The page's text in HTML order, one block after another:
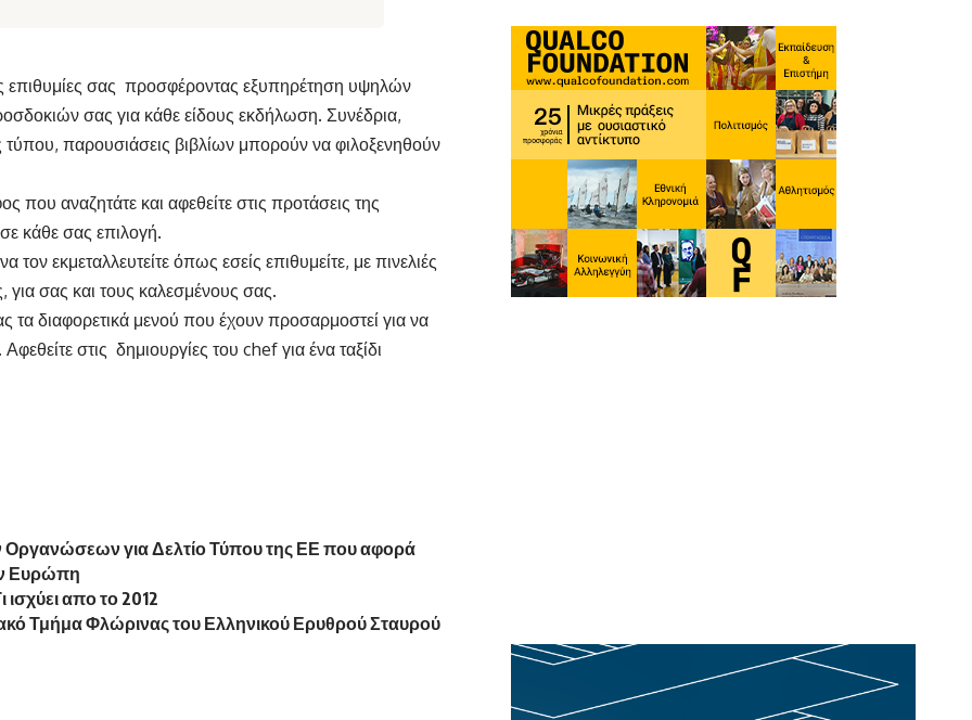
σας προσφέροντας εξυπηρέτηση υψηλών
σας για κάθε είδους εκδήλωση. Συνέδρια,
τύπου, παρουσιάσεις βιβλίων μπορούν να φιλοξενηθούν
που αναζητάτε και αφεθείτε στις προτάσεις της
κάθε σας επιλογή.
εκμεταλλευτείτε όπως εσείς επιθυμείτε, με πινελιές
σας και τους καλεσμένους σας.
τα διαφορετικά μενού που έχουν προσαρμοστεί για να
στις δημιουργίες του chef για ένα ταξίδι
Οργανώσεων για Δελτίο Τύπου της ΕΕ που αφορά
Ευρώπη
απο το 2012
Τμήμα Φλώρινας του Ελληνικού Ερυθρού Σταυρού